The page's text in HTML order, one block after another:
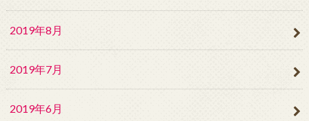
2019年8月
2019年7月
2019年6月